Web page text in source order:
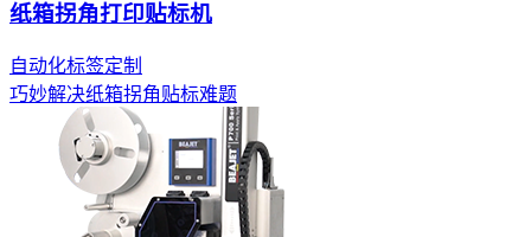
纸箱拐角打印贴标机
自动化标签定制
巧妙解决纸箱拐角贴标难题